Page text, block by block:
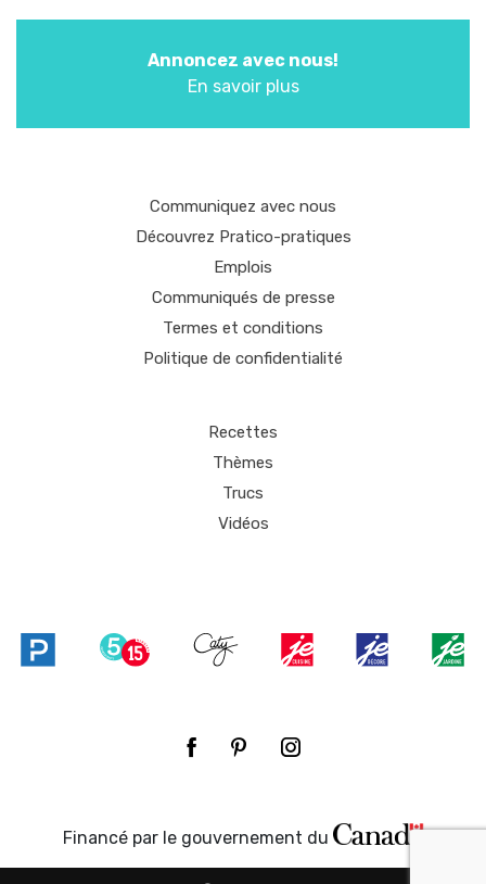
Annoncez avec nous!
En savoir plus
Communiquez avec nous
Découvrez Pratico-pratiques
Emplois
Communiqués de presse
Termes et conditions
Politique de confidentialité
Recettes
Thèmes
Trucs
Vidéos
Financé par le gouvernement du